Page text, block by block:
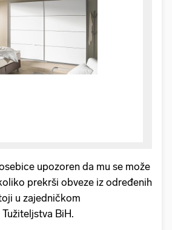
upozoren da mu se može
prekrši obveze iz određenih
u zajedničkom
BiH.